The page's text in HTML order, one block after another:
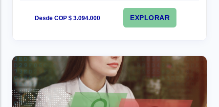
Desde COP $ 3.094.000 EXPLORAR